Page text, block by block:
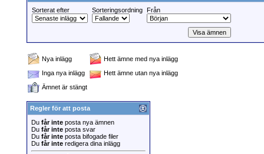
Sorterat efter
Sorteringsordning Från
Nya inlägg
Hett ämne med nya inlägg
Inga nya inlägg
Hett ämne utan nya inlägg
Ämnet är stängt
Regler för att posta
Du får inte posta nya ämnen
Du får inte posta svar
Du får inte posta bifogade filer
Du får inte redigera dina inlägg